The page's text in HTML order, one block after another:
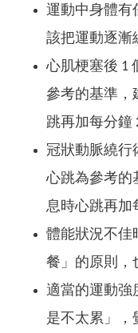
運動中身體有
該把運動逐漸
心肌梗塞後 1
參考的基準，
跳再加每分鐘
冠狀動脈繞行
心跳為參考的
息時心跳再加
體能狀況不佳
餐」的原則，
適當的運動強
是不太累」，